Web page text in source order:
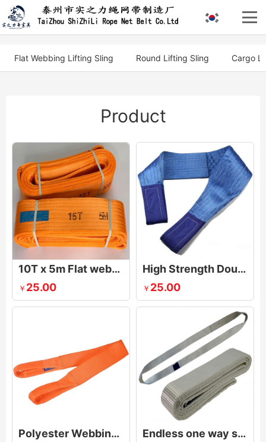
Flat Webbing Lifting Sling Round Lifting Sling Cargo
Product
10T x 5m Flat webbing sling Safety Factor 6:1
￥ 25.00
High Strength Double Ply Webbing Sling
￥ 25.00
Polyester Webbing Sling Eye And Eye_Four Layers 10 Ton Lifting Strap Endless one way sling